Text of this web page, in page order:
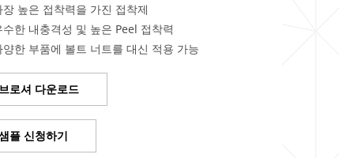
장 높은 접착력을 가진 접착제
수한 내충격성 및 높은 Peel 접착력
양한 부품에 볼트 너트를 대신 적용 가능
브로셔 다운로드
플 신청하기